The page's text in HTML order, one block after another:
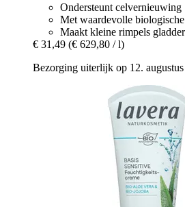
Ondersteunt celvernieuwing
Met waardevolle
Maakt kleine rimpels gladder
€ 31,49 (€ 629,80 / l)
Bezorging uiterlijk op 12. augustus